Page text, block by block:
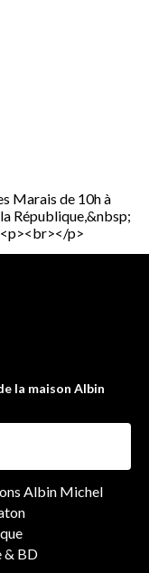
Marais de 10h à
République,&nbsp;
p>
la maison Albin
Albin Michel
& BD